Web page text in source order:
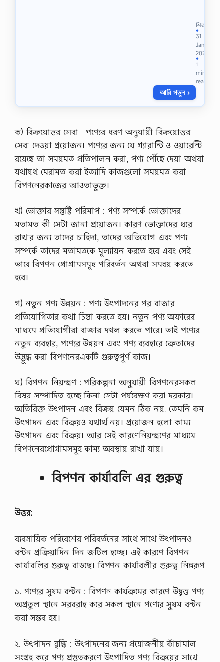
c
e
s
e
t
t
l
e
e
n
দ্র্যে
র
দু
ষ্ট
চ
ক্র
কী
?
সূ
চ
ক
ক্রে
রি
শিক্ষা
●
31
Jan
2023
●
1
min
read
আরি পড়ুন ›
ক) বিক্রয়োত্তর সেবা : পণ্যের ধরণ অনুযায়ী বিক্রয়োত্তর
সেবা দেওয়া প্রয়োজন। পণ্যের জন্য যে গ্যারান্টি ও ওয়ারেন্টি
রয়েছে তা সময়মত প্রতিপালন করা, পণ্য পৌঁছে দেয়া অথবা
যথাযথ মেরামত করা ইত্যাদি কাজগুলো সময়মত করা
বিপণনেরকাজের আওতাভুক্ত।
খ) ভোক্তার সন্তুষ্টি পরিমাপ : পণ্য সম্পর্কে ভোক্তাদের
মতামত কী সেটা জানা প্রয়োজন। কারণ ভোক্তাদের ধরে
রাখার জন্য তাদের চাহিদা, তাদের অভিযোগ এবং পণ্য
সম্পর্কে তাদের মতামতকে মূল্যায়ন করতে হবে এবং সেই
ভাবে বিপণন প্রোগ্রামসমূহ পরিবর্তন অথবা সমন্বয় করতে
হবে।
গ) নতুন পণ্য উন্নয়ন : পণ্য উৎপাদনের পর বাজার
প্রতিযোগিতার কথা চিন্তা করতে হয়। নতুন পণ্য অফারের
মাধ্যমে প্রতিযোগীরা বাজার দখল করতে পারে। তাই পণ্যের
নতুন ব্যবহার, পণ্যের উন্নয়ন এবং পণ্য ব্যবহারে ক্রেতাদের
উদ্ভুদ্ধ করা বিপণনেরএকটি গুরুত্বপূর্ণ কাজ।
ঘ) বিপণন নিয়ন্ত্রণ : পরিকল্পনা অনুযায়ী বিপণনেরসকল
বিষয় সম্পাদিত হচ্ছে কিনা সেটা পর্যবেক্ষণ করা দরকার।
অতিরিক্ত উৎপাদন এবং বিক্রয় যেমন ঠিক নয়, তেমনি কম
উৎপাদন এবং বিক্রয়ও যথার্থ নয়। প্রয়োজন হলো কাম্য
উৎপাদন এবং বিক্রয়। আর সেই কারণেনিয়ন্ত্রণের মাধ্যমে
বিপণনেরপ্রোগ্রামসমূহ কাম্য অবস্থায় রাখা যায়।
বিপণন কার্যাবলি এর গুরুত্ব
উত্তর:
ব্যবসায়িক পরিবেশের পরিবর্তনের সাথে সাথে উৎপাদনও
বন্টন প্রক্রিয়াদিন দিন জটিল হচ্ছে। এই কারণে বিপণন
কার্যাবলির গুরুত্ব বাড়ছে। বিপণন কার্যাবলীর গুরুত্ব নিম্নরূপ
১. পণ্যের সুষম বন্টন : বিপণন কার্যক্রমের কারণে উদ্বৃত্ত পণ্য
অপ্রতুল স্থানে সরবরাহ করে সকল স্থানে পণ্যের সুষম বন্টন
করা সম্ভব হয়।
২. উৎপাদন বৃদ্ধি : উৎপাদনের জন্য প্রয়োজনীয় কাঁচামাল
সংগ্রহ করে পণ্য প্রস্তুতকরণে উৎপাদিত পণ্য বিক্রয়ের সাথে